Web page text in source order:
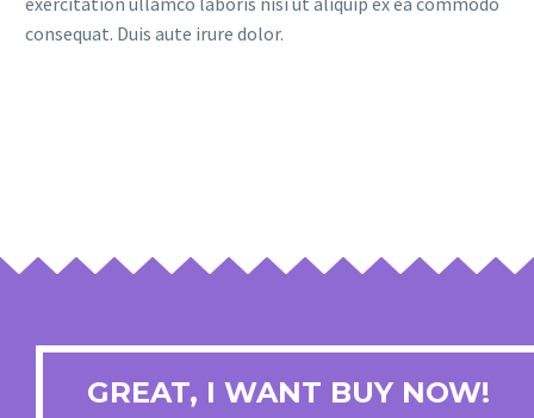
consequat. Duis aute irure dolor.
GREAT, I WANT BUY NOW!